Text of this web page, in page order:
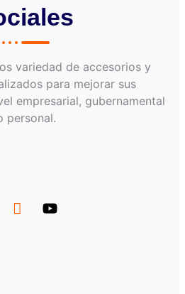
variedad de accesorios y
para mejorar sus
empresarial, gubernamental
personal.